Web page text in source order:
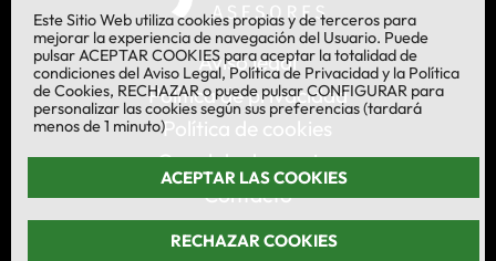
Aviso legal
Política de privacidad
Política de cookies
Canal de denuncias
Contacto
¡Síganos en LinkedIn!
Este Sitio Web utiliza cookies propias y de terceros para
mejorar la experiencia de navegación del Usuario. Puede
pulsar ACEPTAR COOKIES para aceptar la totalidad de
condiciones del Aviso Legal, Política de Privacidad y la Política
de Cookies, RECHAZAR o puede pulsar CONFIGURAR para
personalizar las cookies según sus preferencias (tardará
menos de 1 minuto)
ACEPTAR LAS COOKIES
RECHAZAR COOKIES